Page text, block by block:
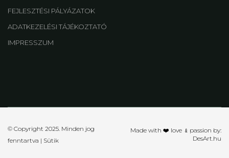
FEJLESZTÉSI PÁLYÁZATOK
ADATKEZELÉSI TÁJÉKOZTATÓ
IMPRESSZUM
Made with ❤️ love ﹠passion by:
DesArt.hu
© Copyright 2025. Minden jog
fenntartva | Sütik